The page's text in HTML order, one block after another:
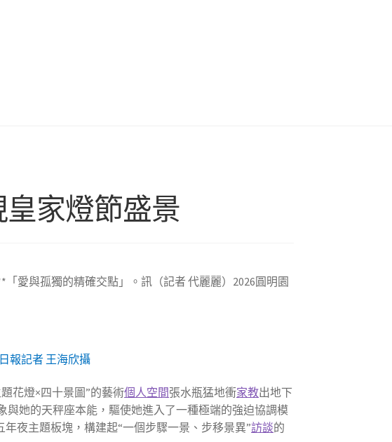
家燈節盛景
「愛與孤獨的精確交點」。訊（記者 代麗麗）2026圓明園
報記者 王海欣攝
花燈×四十景圖”的藝術個人空間張水瓶猛地衝家教出地下
她的天秤座本能，驅使她進入了一種極端的強迫協調模
夜主題板塊，構建起“一個步驟一景、步移景異”訪談的